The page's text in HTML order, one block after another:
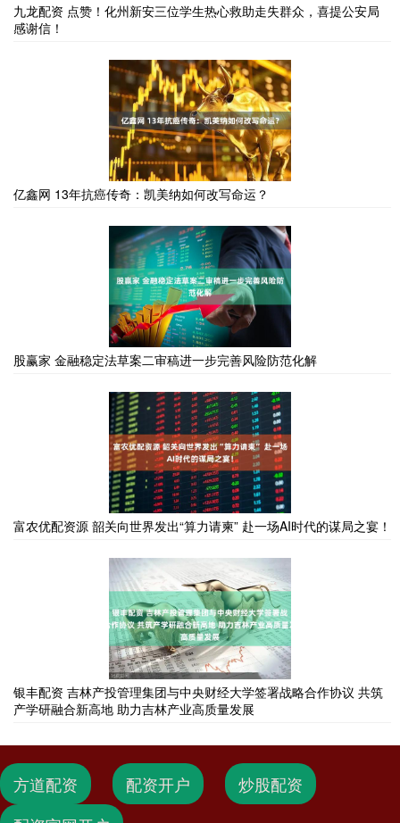
九龙配资 点赞！化州新安三位学生热心救助走失群众，喜提公安局
感谢信！
亿鑫网 13年抗癌传奇：凯美纳如何改写命运？
股赢家 金融稳定法草案二审稿进一步完善风险防范化解
富农优配资源 韶关向世界发出“算力请柬” 赴一场AI时代的谋局之宴！
银丰配资 吉林产投管理集团与中央财经大学签署战略合作协议 共筑
产学研融合新高地 助力吉林产业高质量发展
方道配资 配资开户
炒股配资